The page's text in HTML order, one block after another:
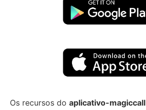
Os recursos do aplicativo-magiccall